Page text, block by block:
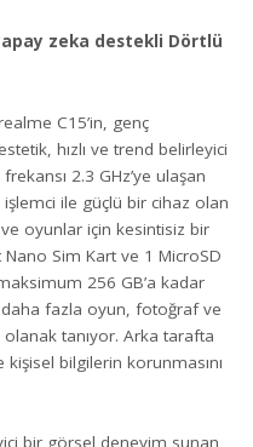
zeka destekli Dörtlü
C15’in, genç
hızlı ve trend belirleyici
2.3 GHz’ye ulaşan
ile güçlü bir cihaz olan
oyunlar için kesintisiz bir
Sim Kart ve 1 MicroSD
256 GB’a kadar
fazla oyun, fotoğraf ve
tanıyor. Arka tarafta
bilgilerin korunmasını
bir görsel deneyim sunan